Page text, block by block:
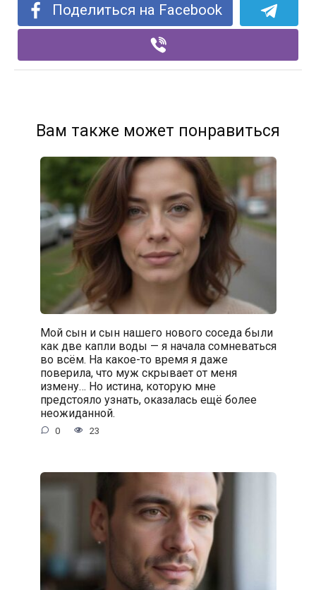
Поделиться на Facebook
Вам также может понравиться
Мой сын и сын нашего нового соседа были
как две капли воды — я начала сомневаться
во всём. На какое-то время я даже
поверила, что муж скрывает от меня
измену… Но истина, которую мне
предстояло узнать, оказалась ещё более
неожиданной.
0 23